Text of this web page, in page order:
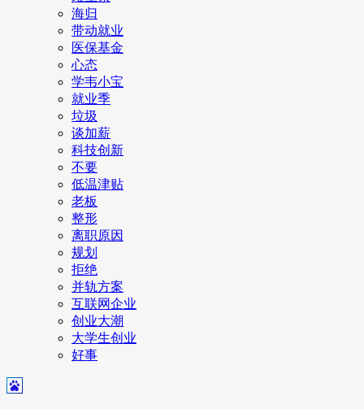
海归
带动就业
医保基金
心态
学韦小宝
就业季
垃圾
谈加薪
科技创新
不要
低温津贴
老板
整形
离职原因
规划
拒绝
并轨方案
互联网企业
创业大潮
大学生创业
好事